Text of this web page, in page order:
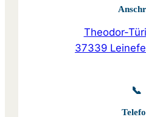
Theodor-
37339
📞